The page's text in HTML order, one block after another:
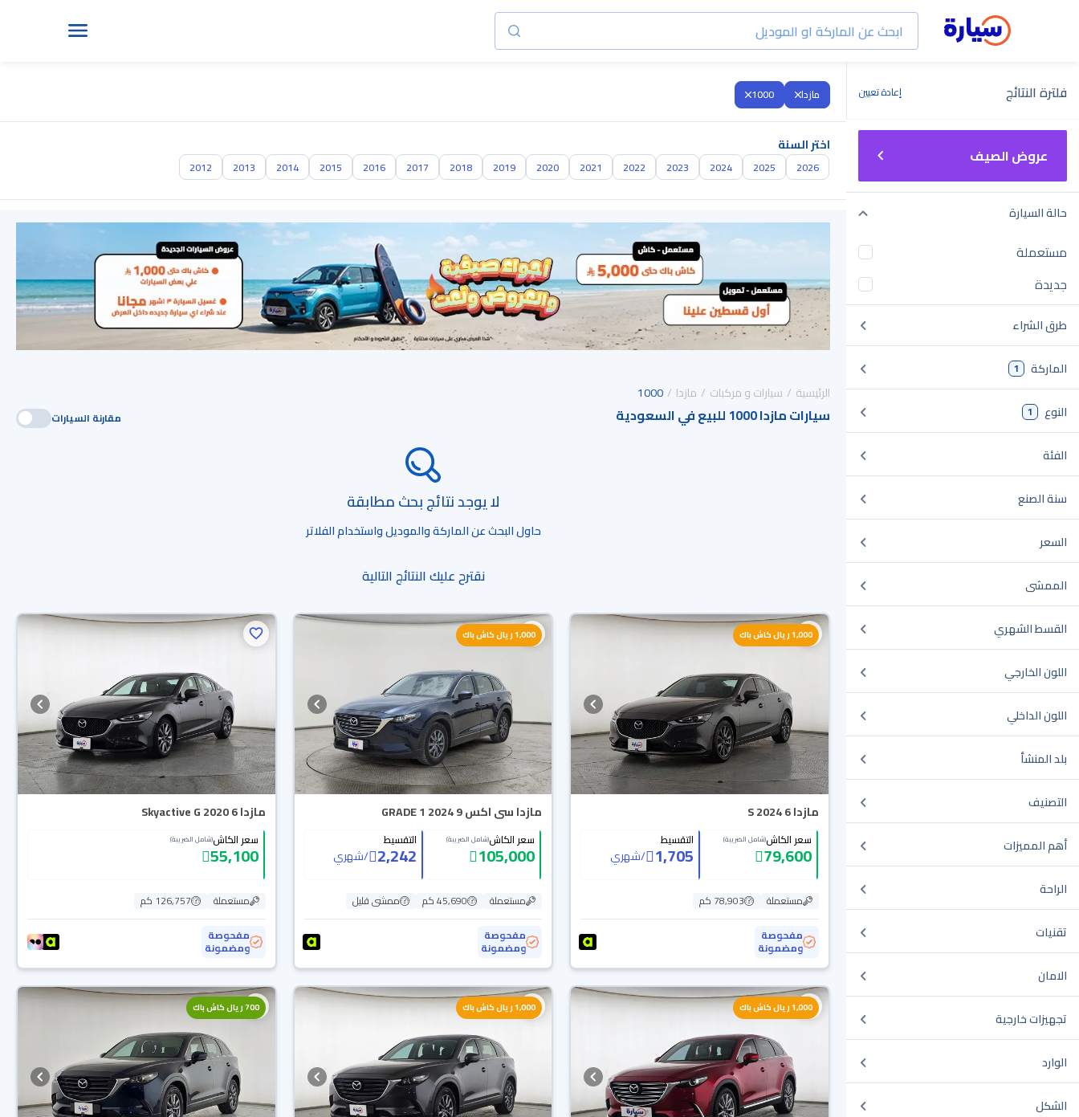
فلترة النتائج إعادة تعيين
عروض الصيف
حالة السيارة
مستعملة
جديدة
طرق الشراء
الماركة 1
النوع 1
الفئة
سنة الصنع
السعر
الممشى
القسط الشهري
اللون الخارجي
اللون الداخلي
بلد المنشأ
التصنيف
أهم المميزات
الراحة
تقنيات
الامان
تجهيزات خارجية
الوارد
الشكل
مازدا 1000
اختر السنة
2026
2025
2024
2023
2022
2021
2020
2019
2018
2017
2016
2015
2014
2013
2012
الرئيسية سيارات و مركبات مازدا 1000
سيارات مازدا 1000 للبيع في السعودية مقارنة السيارات
لا يوجد نتائج بحث مطابقة
حاول البحث عن الماركة والموديل واستخدام الفلاتر
نقترح عليك النتائج التالية
1,000 ريال كاش باك
مازدا 6 S 2024
سعر الكاش(شامل الضريبة)
79,600
التقسيط
1,705
/شهري
مستعملة
78,903 كم
مفحوصة
ومضمونة
1,000 ريال كاش باك
مازدا سى اكس 9 GRADE 1 2024
سعر الكاش(شامل الضريبة)
105,000
التقسيط
2,242
/شهري
مستعملة 45,690 كم
ممشى قليل
مفحوصة
ومضمونة
مازدا 6 Skyactive G 2020
سعر الكاش(شامل الضريبة)
55,100
مستعملة
126,757 كم
مفحوصة
ومضمونة
1,000 ريال كاش باك 1,000 ريال كاش باك 700 ريال كاش باك